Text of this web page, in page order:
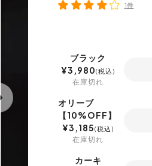
1件
ブラック
¥3,980 税込
在庫切れ
オリーブ
【10%OFF】
¥3,185 税込
在庫切れ
カーキ